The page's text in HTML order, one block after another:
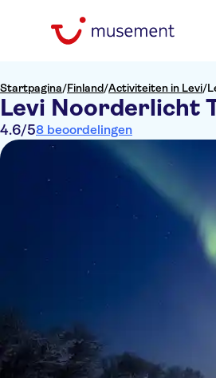
Startpagina/Finland/Activiteiten in Levi/
Levi Noorderlicht
4.6/58 beoordelingen